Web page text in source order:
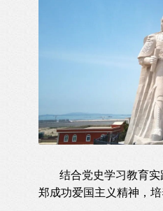
结合党史学习教育
郑成功爱国主义精神，